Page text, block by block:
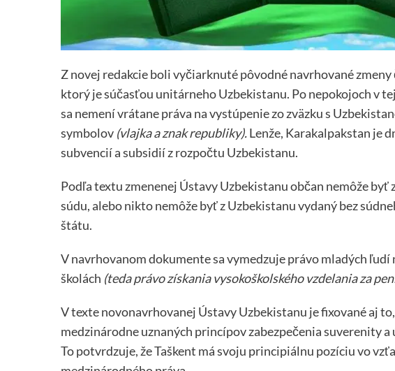
Z novej redakcie boli vyčiarknuté pôvodné navrhované
ktorý je súčasťou unitárneho Uzbekistanu. Po nepokojoch v
sa nemení vrátane práva na vystúpenie zo zväzku s
symbolov (vlajka a znak republiky).Lenže, Karakalpakstan je
subvencií a subsidií z rozpočtu Uzbekistanu.
Podľa textu zmenenej Ústavy Uzbekistanu občan nemôže byť
súdu, alebo nikto nemôže byť z Uzbekistanu vydaný bez
štátu.
V navrhovanom dokumente sa vymedzuje právo mladých
školách (teda právo získania vysokoškolského vzdelania za
V texte novonavrhovanej Ústavy Uzbekistanu je fixované aj
medzinárodne uznaných princípov zabezpečenia suverenity
To potvrdzuje, že Taškent má svoju principiálnu pozíciu vo